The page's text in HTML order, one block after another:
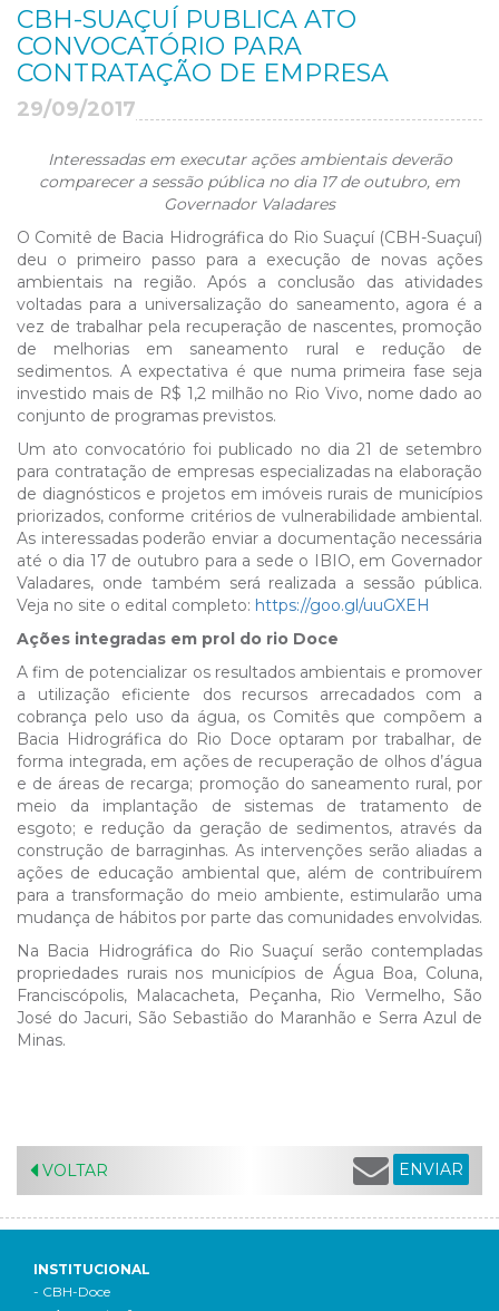
CBH-SUAÇUÍ PUBLICA ATO
CONVOCATÓRIO PARA
CONTRATAÇÃO DE EMPRESA
29/09/2017
Interessadas em executar ações ambientais deverão
comparecer a sessão pública no dia 17 de outubro, em
Governador Valadares
O Comitê de Bacia Hidrográfica do Rio Suaçuí (CBH-Suaçuí)
deu o primeiro passo para a execução de novas ações
ambientais na região. Após a conclusão das atividades
voltadas para a universalização do saneamento, agora é a
vez de trabalhar pela recuperação de nascentes, promoção
de melhorias em saneamento rural e redução de
sedimentos. A expectativa é que numa primeira fase seja
investido mais de R$ 1,2 milhão no Rio Vivo, nome dado ao
conjunto de programas previstos.
Um ato convocatório foi publicado no dia 21 de setembro
para contratação de empresas especializadas na elaboração
de diagnósticos e projetos em imóveis rurais de municípios
priorizados, conforme critérios de vulnerabilidade ambiental.
As interessadas poderão enviar a documentação necessária
até o dia 17 de outubro para a sede o IBIO, em Governador
Valadares, onde também será realizada a sessão pública.
Veja no site o edital completo: https://goo.gl/uuGXEH
Ações integradas em prol do rio Doce
A fim de potencializar os resultados ambientais e promover
a utilização eficiente dos recursos arrecadados com a
cobrança pelo uso da água, os Comitês que compõem a
Bacia Hidrográfica do Rio Doce optaram por trabalhar, de
forma integrada, em ações de recuperação de olhos d’água
e de áreas de recarga; promoção do saneamento rural, por
meio da implantação de sistemas de tratamento de
esgoto; e redução da geração de sedimentos, através da
construção de barraginhas. As intervenções serão aliadas a
ações de educação ambiental que, além de contribuírem
para a transformação do meio ambiente, estimularão uma
mudança de hábitos por parte das comunidades envolvidas.
Na Bacia Hidrográfica do Rio Suaçuí serão contempladas
propriedades rurais nos municípios de Água Boa, Coluna,
Franciscópolis, Malacacheta, Peçanha, Rio Vermelho, São
José do Jacuri, São Sebastião do Maranhão e Serra Azul de
Minas.
VOLTAR ENVIAR
INSTITUCIONAL
- CBH-Doce